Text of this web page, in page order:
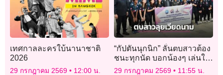
เทศกาลละครใบ้นานาชาติ
2026
29 กรกฎาคม 2569 12:00 น.
“กัปตันนุกนิก” ลั่นตบสาวต้อง
ชนะทุกนัด บอกน้องๆ เล่นให้
สนุกไม่ต้องกดดัน
29 กรกฎาคม 2569 11:55 น.